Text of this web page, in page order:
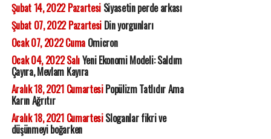
Şubat 14, 2022 PazartesiSiyasetin perde arkası
Şubat 07, 2022 PazartesiDin yorgunları
Ocak 07, 2022 CumaOmicron
Ocak 04, 2022 SalıYeni Ekonomi Modeli: Saldım
Çayıra, Mevlam Kayıra
Aralık 18, 2021 CumartesiPopülizm Tatlıdır Ama
Karın Ağrıtır
Aralık 18, 2021 CumartesiSloganlar fikri ve
düşünmeyi boğarken